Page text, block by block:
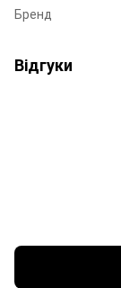
Бренд
Відгуки